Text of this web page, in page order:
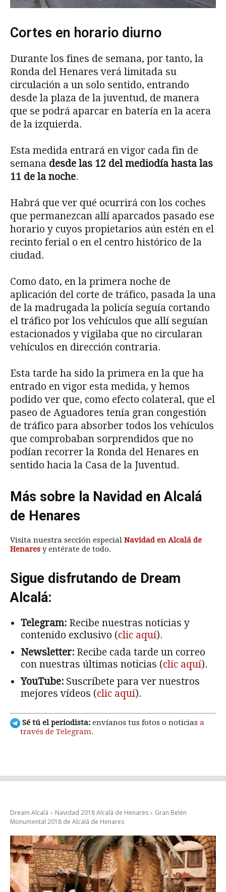
Cortes en horario diurno
Durante los fines de semana, por tanto, la
Ronda del Henares verá limitada su
circulación a un solo sentido, entrando
desde la plaza de la juventud, de manera
que se podrá aparcar en batería en la acera
de la izquierda.
Esta medida entrará en vigor cada fin de
semana desde las 12 del mediodía hasta las
11 de la noche.
Habrá que ver qué ocurrirá con los coches
que permanezcan allí aparcados pasado ese
horario y cuyos propietarios aún estén en el
recinto ferial o en el centro histórico de la
ciudad.
Como dato, en la primera noche de
aplicación del corte de tráfico, pasada la una
de la madrugada la policía seguía cortando
el tráfico por los vehículos que allí seguían
estacionados y vigilaba que no circularan
vehículos en dirección contraria.
Esta tarde ha sido la primera en la que ha
entrado en vigor esta medida, y hemos
podido ver que, como efecto colateral, que el
paseo de Aguadores tenía gran congestión
de tráfico para absorber todos los vehículos
que comprobaban sorprendidos que no
podían recorrer la Ronda del Henares en
sentido hacia la Casa de la Juventud.
Más sobre la Navidad en Alcalá
de Henares
Visita nuestra sección especial Navidad en Alcalá de
Henares y entérate de todo.
Sigue disfrutando de Dream
Alcalá:
Telegram: Recibe nuestras noticias y
contenido exclusivo (clic aquí).
Newsletter: Recibe cada tarde un correo
con nuestras últimas noticias (clic aquí).
YouTube: Suscríbete para ver nuestros
mejores vídeos (clic aquí).
Sé tú el periodista: envíanos tus fotos o noticias a
través de Telegram.